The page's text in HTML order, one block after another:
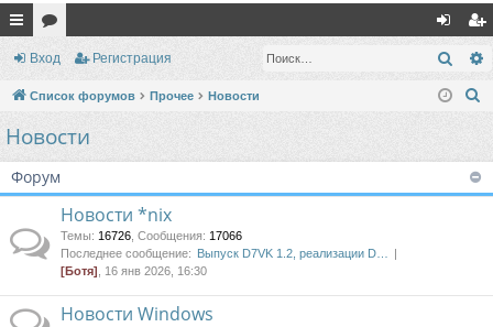
с
ы
ор хо
д
ег
ис
ия
Вход Регистрация
Список форумов Прочее Новости
к
Новости
Форум
Новости *nix
Темы: 16726 Сообщения: 17066
Последнее сообщение: Выпуск D7VK 1.2, реализации D…
[Ботя] , 16 янв 2026, 16:30
Новости Windows